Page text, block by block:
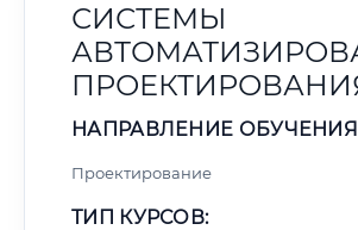
СИСТЕМЫ
НАПРАВЛЕНИЕ
Проектирование
ТИП КУРСОВ: